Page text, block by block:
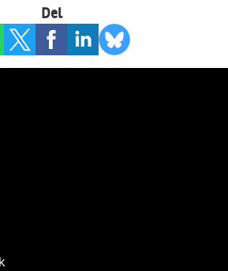
Del